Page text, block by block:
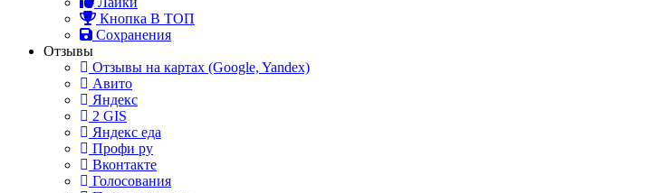
Кнопка В ТОП
Сохранения
Отзывы
Отзывы на картах (Google, Yandex)
Авито
Яндекс
2 GIS
Яндекс еда
Профи ру
Вконтакте
Голосования